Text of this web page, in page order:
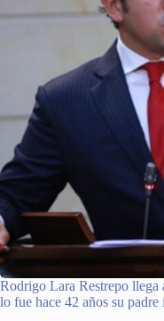
Rodrigo Lara Restrepo
lo fue hace 42 años su